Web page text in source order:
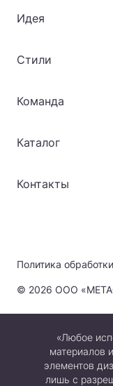
Политика
© 2026 ООО
Идея
Стили
Команда
Каталог
Контакты
«Любое
материалов
элементов
лишь с